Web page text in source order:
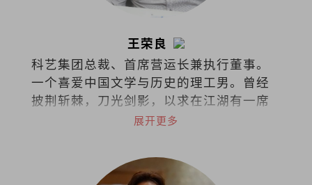
王荣良
科艺集团总裁、首席营运长兼执行董事。
一个喜爱中国文学与历史的理工男。曾经
披荆斩棘，刀光剑影，以求在江湖有一席
之地。现在只想铅华尽洗，退隐江湖，浪
展开更多